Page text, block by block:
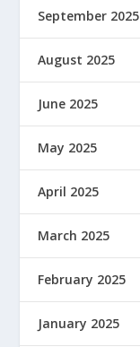
September 2025
August 2025
June 2025
May 2025
April 2025
March 2025
February 2025
January 2025